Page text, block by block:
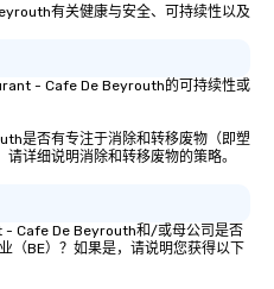
有关健康与安全、可持续性以及
- Cafe De Beyrouth的可持续性或
是否有专注于消除和转移废物（即塑
详细说明消除和转移废物的策略。
Cafe De Beyrouth和/或母公司是否
（BE）？如果是，请说明您获得以下